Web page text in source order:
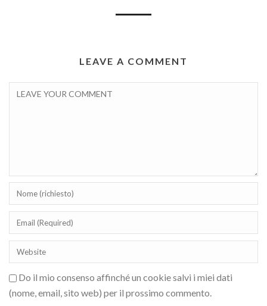
LEAVE A COMMENT
Do il mio consenso affinché un cookie salvi i miei dati
(nome, email, sito web) per il prossimo commento.